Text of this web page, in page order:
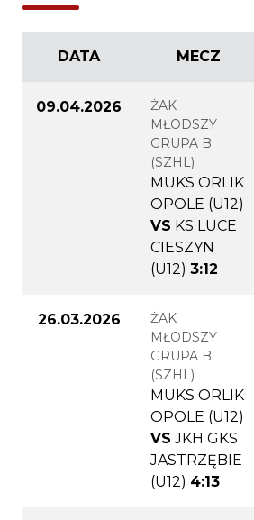
DATA MECZ
09.04.2026
ŻAK
MŁODSZY
GRUPA B
(SZHL)
MUKS ORLIK
OPOLE (U12)
VS KS LUCE
CIESZYN
(U12) 3:12
26.03.2026
ŻAK
MŁODSZY
GRUPA B
(SZHL)
MUKS ORLIK
OPOLE (U12)
VS JKH GKS
JASTRZĘBIE
(U12) 4:13